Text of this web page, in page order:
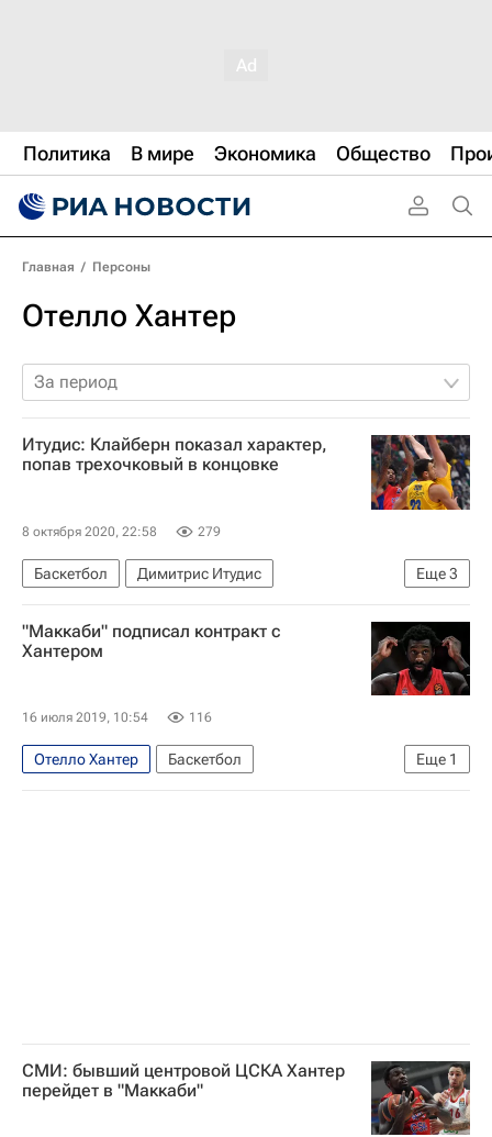
Политика В мире Экономика Общество
Главная / Персоны
Отелло Хантер
За период
Итудис: Клайберн показал характер,
попав трехочковый в концовке
8 октября 2020, 22:58 279
Еще3
Баскетбол
Димитрис Итудис
Уилл Клайберн
Маккаби (Тель-Авив)
Евролига
"Маккаби" подписал контракт с
Хантером
16 июля 2019, 10:54 116
Еще 1
Отелло Хантер
Баскетбол
Маккаби (Тель-Авив)
СМИ: бывший центровой ЦСКА Хантер
перейдет в "Маккаби"